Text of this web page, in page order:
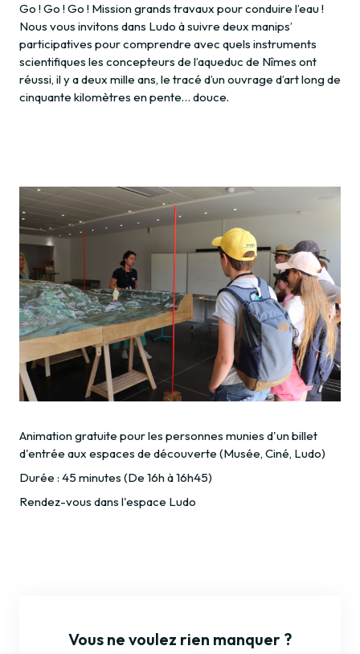
Go ! Go ! Go ! Mission grands travaux pour conduire l’eau !
Nous vous invitons dans Ludo à suivre deux manips’
participatives pour comprendre avec quels instruments
scientifiques les concepteurs de l’aqueduc de Nîmes ont
réussi, il y a deux mille ans, le tracé d’un ouvrage d’art long de
cinquante kilomètres en pente… douce.
Animation gratuite pour les personnes munies d'un billet
d'entrée aux espaces de découverte (Musée, Ciné, Ludo)
Durée : 45 minutes (De 16h à 16h45)
Rendez-vous dans l'espace Ludo
Vous ne voulez rien manquer ?